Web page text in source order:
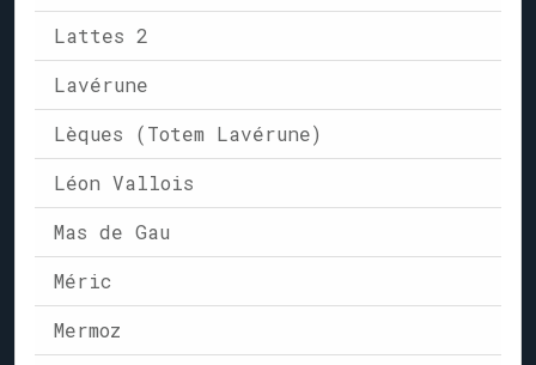
Lattes 2
Lavérune
Lèques (Totem Lavérune)
Léon Vallois
Mas de Gau
Méric
Mermoz